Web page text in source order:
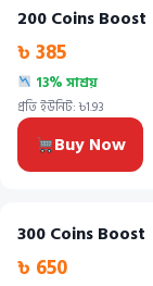
200 Coins Boost
৳ 385
13% সাশ্রয়
প্রতি ইউনিট: ৳1.93
Buy Now
300 Coins Boost
৳ 650